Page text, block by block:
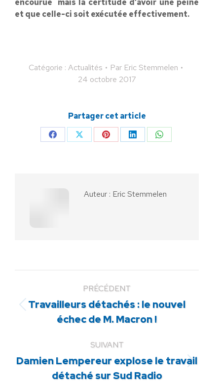
encourue mais la certitude d’avoir une peine
et que celle-ci soit exécutée effectivement.
Catégorie : Actualités Par Eric Stemmelen
24 octobre 2017
Partager cet article
PartagerPartagerPartagerPartagerPartager
Auteur : Eric Stemmelen
PRÉCÉDENT
Article
précédent
Travailleurs détachés : le nouvel
échec de M. Macron !
SUIVANT
Article
suivant
Damien Lempereur explose le travail
détaché sur Sud Radio